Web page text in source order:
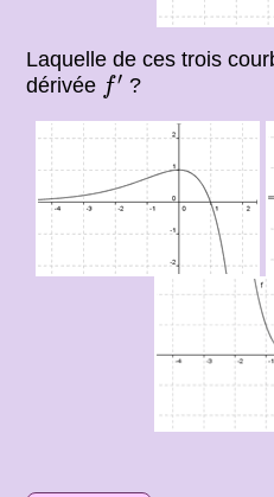
Laquelle de ces trois
dérivée f′
f′ ?